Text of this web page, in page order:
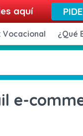
aquí
Vocacional ¿Qué
e-